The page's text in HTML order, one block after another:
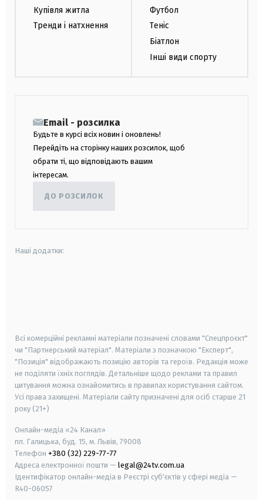
Купівля житла
Тренди і натхнення
Футбол
Теніс
Біатлон
Інші види спорту
Email - розсилка
Будьте в курсі всіх новин і оновлень!
Перейдіть на сторінку наших розсилок, щоб
обрати ті, що відповідають вашим
інтересам.
ДО РОЗСИЛОК
Наші додатки:
Всі комерційні рекламні матеріали позначені словами "Спецпроєкт"
чи "Партнерський матеріал". Матеріали з позначкою "Експерт",
"Позиція" відображають позицію авторів та героїв. Редакція може
не поділяти їхніх поглядів. Детальніше щодо реклами та правил
цитування можна ознайомитись в правилах користування сайтом.
Усі права захищені. Матеріали сайту призначені для осіб старше 21
року (21+)
Онлайн-медіа «24 Канал»
пл. Галицька, буд. 15, м. Львів, 79008
Телефон +380 (32) 229-77-77
Адреса електронної пошти — legal@24tv.com.ua
Ідентифікатор онлайн-медіа в Реєстрі суб'єктів у сфері медіа —
R40-06057